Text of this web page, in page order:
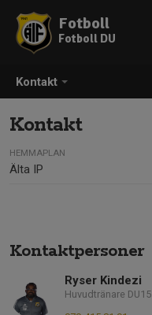
Kontakt
Fotboll
Fotboll DU
Kontakt
HEMMAPLAN
Älta IP
Kontaktpersoner
Ryser Kindezi
Huvudtränare DU15